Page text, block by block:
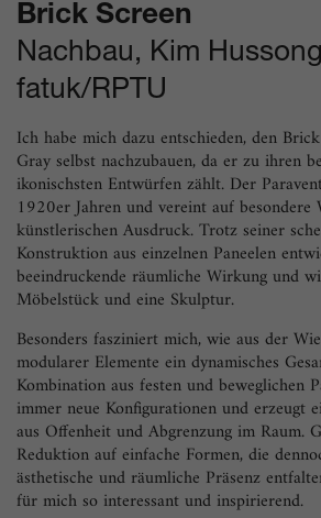
Brick Screen
Nachbau, Kim
fatuk/RPTU
Ich habe mich dazu entschieden, den
Gray selbst nachzubauen, da er zu ihren
ikonischsten Entwürfen zählt. Der
1920er Jahren und vereint auf besondere
künstlerischen Ausdruck. Trotz seiner
Konstruktion aus einzelnen Paneelen
beeindruckende räumliche Wirkung und
Möbelstück und eine Skulptur.
Besonders fasziniert mich, wie aus der
modularer Elemente ein dynamisches
Kombination aus festen und beweglichen
immer neue Konfigurationen und erzeugt
aus Offenheit und Abgrenzung im Raum.
Reduktion auf einfache Formen, die
ästhetische und räumliche Präsenz
für mich so interessant und inspirierend.